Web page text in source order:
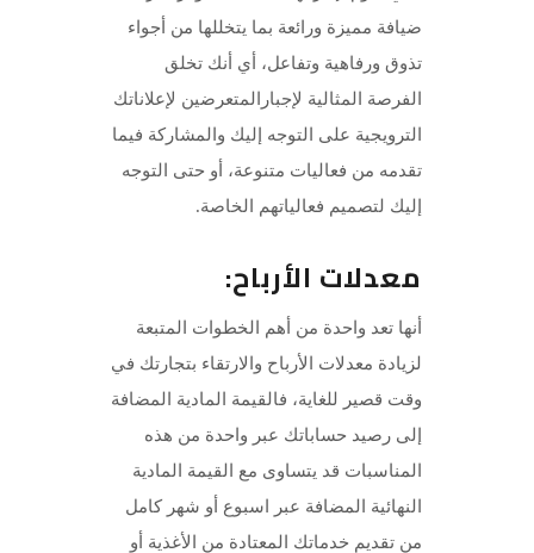
ضيافة مميزة ورائعة بما يتخللها من أجواء
تذوق ورفاهية وتفاعل، أي أنك تخلق
الفرصة المثالية لإجبارالمتعرضين لإعلاناتك
الترويجية على التوجه إليك والمشاركة فيما
تقدمه من فعاليات متنوعة، أو حتى التوجه
إليك لتصميم فعالياتهم الخاصة.
معدلات الأرباح:
أنها تعد واحدة من أهم الخطوات المتبعة
لزيادة معدلات الأرباح والارتقاء بتجارتك في
وقت قصير للغاية، فالقيمة المادية المضافة
إلى رصيد حساباتك عبر واحدة من هذه
المناسبات قد يتساوى مع القيمة المادية
النهائية المضافة عبر اسبوع أو شهر كامل
من تقديم خدماتك المعتادة من الأغذية أو